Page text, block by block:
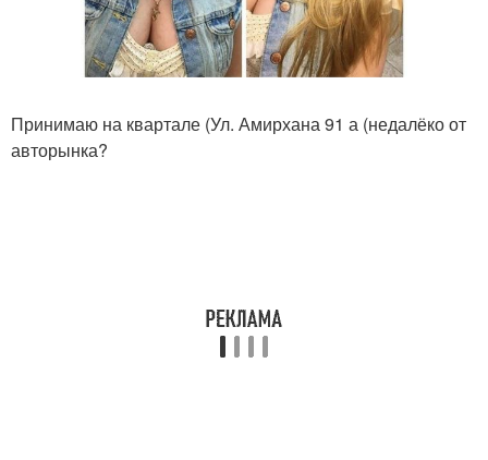
Принимаю на квартале (Ул. Амирхана 91 а (недалёко от
авторынка?